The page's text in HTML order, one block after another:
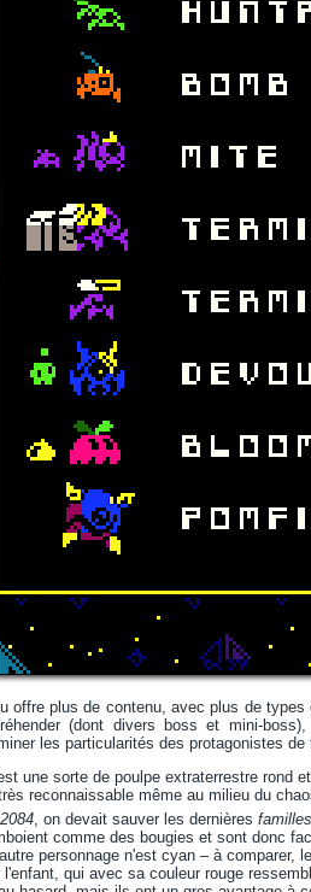
offre plus de contenu, avec plus de
(dont divers boss et mini-
les particularités des protagonistes de
une sorte de poulpe extraterrestre rond
reconnaissable même au milieu du
, on devait sauver les dernières familles
comme des bougies et sont donc
personnage n'est cyan – à comparer,
qui avec sa couleur rouge